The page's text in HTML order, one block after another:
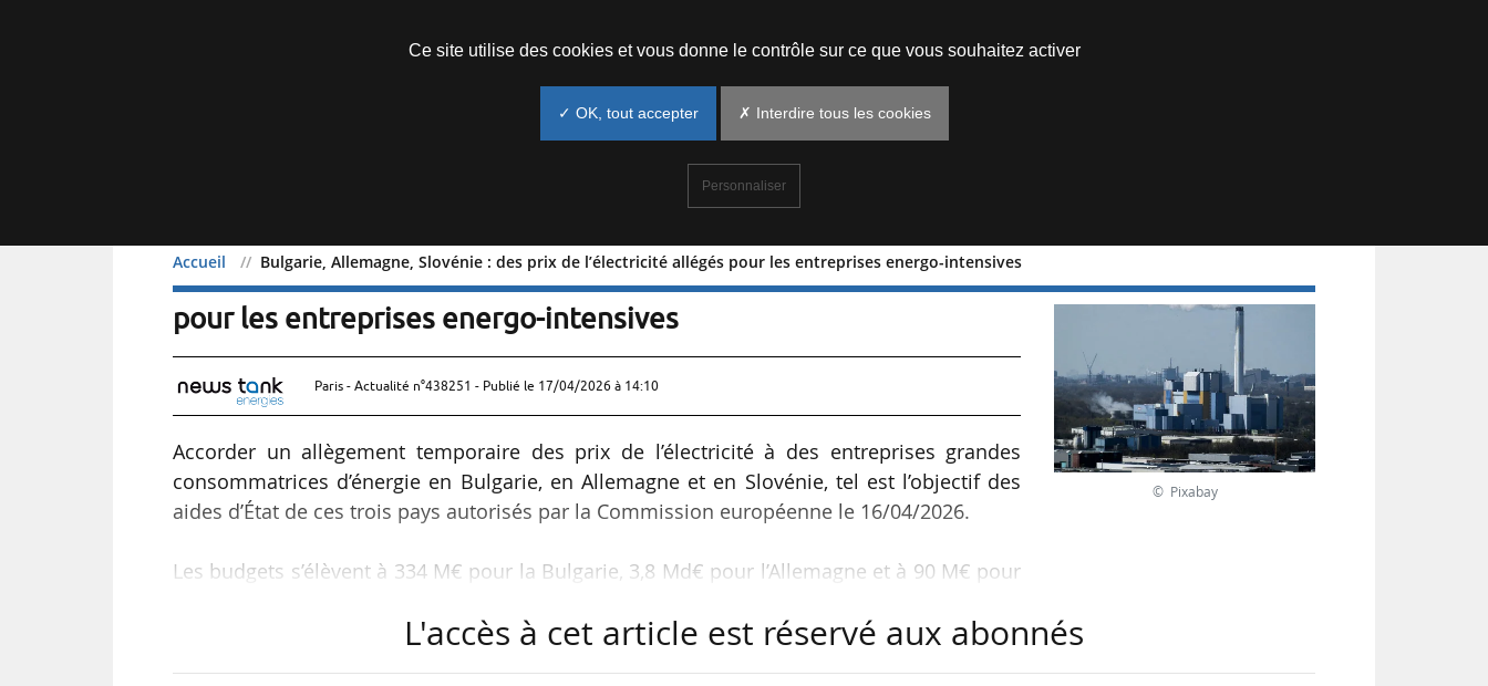
Accueil Bulgarie, Allemagne, Slovénie : des prix de l’électricité allégés pour les entreprises energo-intensives
Bulgarie, Allemagne, Slovénie : des prix de l’électricité allégés
pour les entreprises energo-intensives
Paris - Actualité n°438251 - Publié le 17/04/2026 à 14:10
Accorder un allègement temporaire des prix de l’électricité à des entreprises grandes
consommatrices d’énergie en Bulgarie, en Allemagne et en Slovénie, tel est l’objectif des
aides d’État de ces trois pays autorisés par la Commission européenne le 16/04/2026.
Les budgets s’élèvent à 334 M€ pour la Bulgarie, 3,8 Md€ pour l’Allemagne et à 90 M€ pour
© Pixabay
L'accès à cet article est réservé aux abonnés
Ce site utilise des cookies et vous donne le contrôle sur ce que vous souhaitez activer
✓ OK, tout accepter ✗ Interdire tous les cookies
Personnaliser